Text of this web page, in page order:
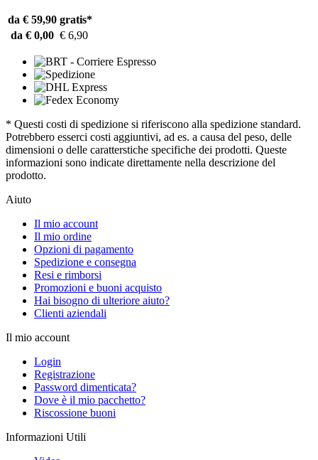
da € 59,90 gratis*
da € 0,00 € 6,90
* Questi costi di spedizione si riferiscono alla spedizione standard.
Potrebbero esserci costi aggiuntivi, ad es. a causa del peso, delle
dimensioni o delle caratterstiche specifiche dei prodotti. Queste
informazioni sono indicate direttamente nella descrizione del
prodotto.
Aiuto
Il mio account
Il mio ordine
Opzioni di pagamento
Spedizione e consegna
Resi e rimborsi
Promozioni e buoni acquisto
Hai bisogno di ulteriore aiuto?
Clienti aziendali
Il mio account
Login
Registrazione
Password dimenticata?
Dove è il mio pacchetto?
Riscossione buoni
Informazioni Utili